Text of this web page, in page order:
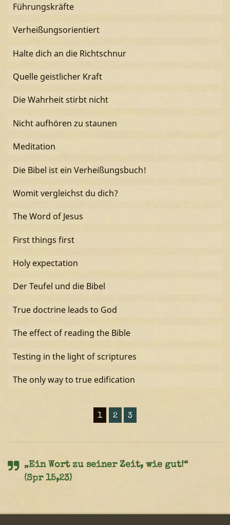
Führungskräfte
Verheißungsorientiert
Halte dich an die Richtschnur
Quelle geistlicher Kraft
Die Wahrheit stirbt nicht
Nicht aufhören zu staunen
Meditation
Die Bibel ist ein Verheißungsbuch!
Womit vergleichst du dich?
The Word of Jesus
First things first
Holy expectation
Der Teufel und die Bibel
True doctrine leads to God
The effect of reading the Bible
Testing in the light of scriptures
The only way to true edification
1 2 3
„Ein Wort zu seiner Zeit, wie gut!“
(Spr 15,23)